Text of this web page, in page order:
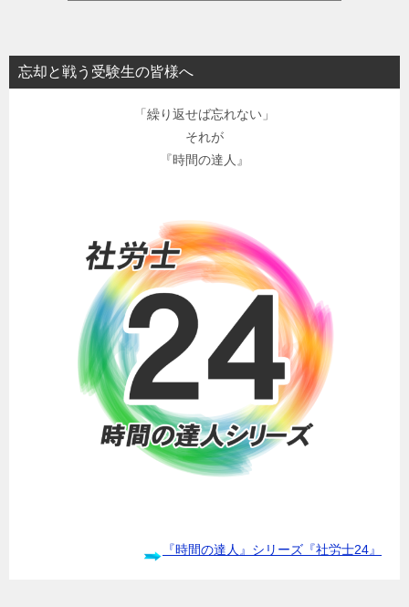
忘却と戦う受験生の皆様へ
「繰り返せば忘れない」
それが
『時間の達人』
『時間の達人』シリーズ『社労士24』